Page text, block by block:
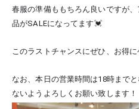
春服の準備ももちろん良いですが
品がSALEになってます💓
このラストチャンスにぜひ、お得
なお、本日の営業時間は18時まで
ないようよろしくお願い致します！